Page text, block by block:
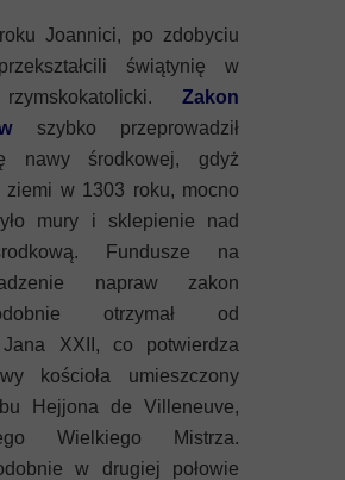
Joannici, po zdobyciu
świątynię w
Zakon
szybko przeprowadził
nawy środkowej, gdyż
ziemi w 1303 roku, mocno
mury i sklepienie nad
Fundusze na
napraw zakon
otrzymał od
XXII, co potwierdza
kościoła umieszczony
Hejjona de Villeneuve,
Wielkiego Mistrza.
w drugiej połowie